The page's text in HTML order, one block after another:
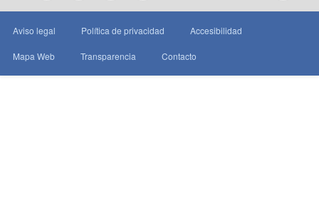
Aviso legal Política de privacidad Accesibilidad
Mapa Web Transparencia Contacto